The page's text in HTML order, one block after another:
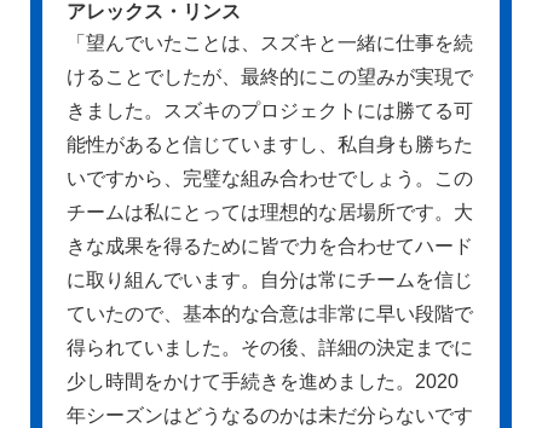
アレックス・リンス
「望んでいたことは、スズキと一緒に仕事を続
けることでしたが、最終的にこの望みが実現で
きました。スズキのプロジェクトには勝てる可
能性があると信じていますし、私自身も勝ちた
いですから、完璧な組み合わせでしょう。この
チームは私にとっては理想的な居場所です。大
きな成果を得るために皆で力を合わせてハード
に取り組んでいます。自分は常にチームを信じ
ていたので、基本的な合意は非常に早い段階で
得られていました。その後、詳細の決定までに
少し時間をかけて手続きを進めました。2020
年シーズンはどうなるのかは未だ分らないです